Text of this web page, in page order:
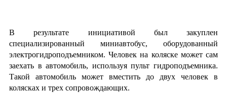
В результате инициативой был закуплен
специализированный миниавтобус, оборудованный
электрогидроподъемником. Человек на коляске может сам
заехать в автомобиль, используя пульт гидроподъемника.
Такой автомобиль может вместить до двух человек в
колясках и трех сопровождающих.